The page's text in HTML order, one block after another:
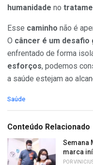
humanidade no
Esse caminho não é
O câncer é um desafio
enfrentado de forma
esforços, podemos
a saúde estejam ao
C
e
o
i
Saúde
Conteúdo Relacionado
Semana
marca
POR